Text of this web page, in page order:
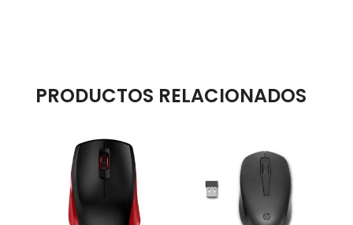
PRODUCTOS RELACIONADOS